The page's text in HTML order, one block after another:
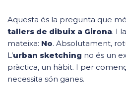
Aquesta és la pregunta que
tallers de dibuix a Girona. I
mateixa: No. Absolutament,
L’urban sketching no és un
pràctica, un hàbit. I per
necessita són ganes.